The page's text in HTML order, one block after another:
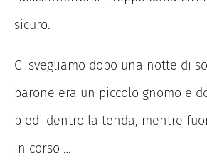
sicuro.
Ci svegliamo dopo una notte di
barone era un piccolo gnomo e
piedi dentro la tenda, mentre
in corso …